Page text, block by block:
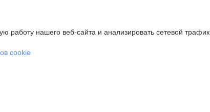
нашего веб-сайта и анализировать сетевой трафик.
cookie